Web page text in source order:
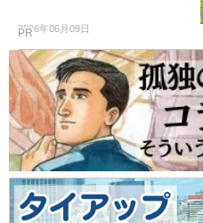
2026年06月09日
PR